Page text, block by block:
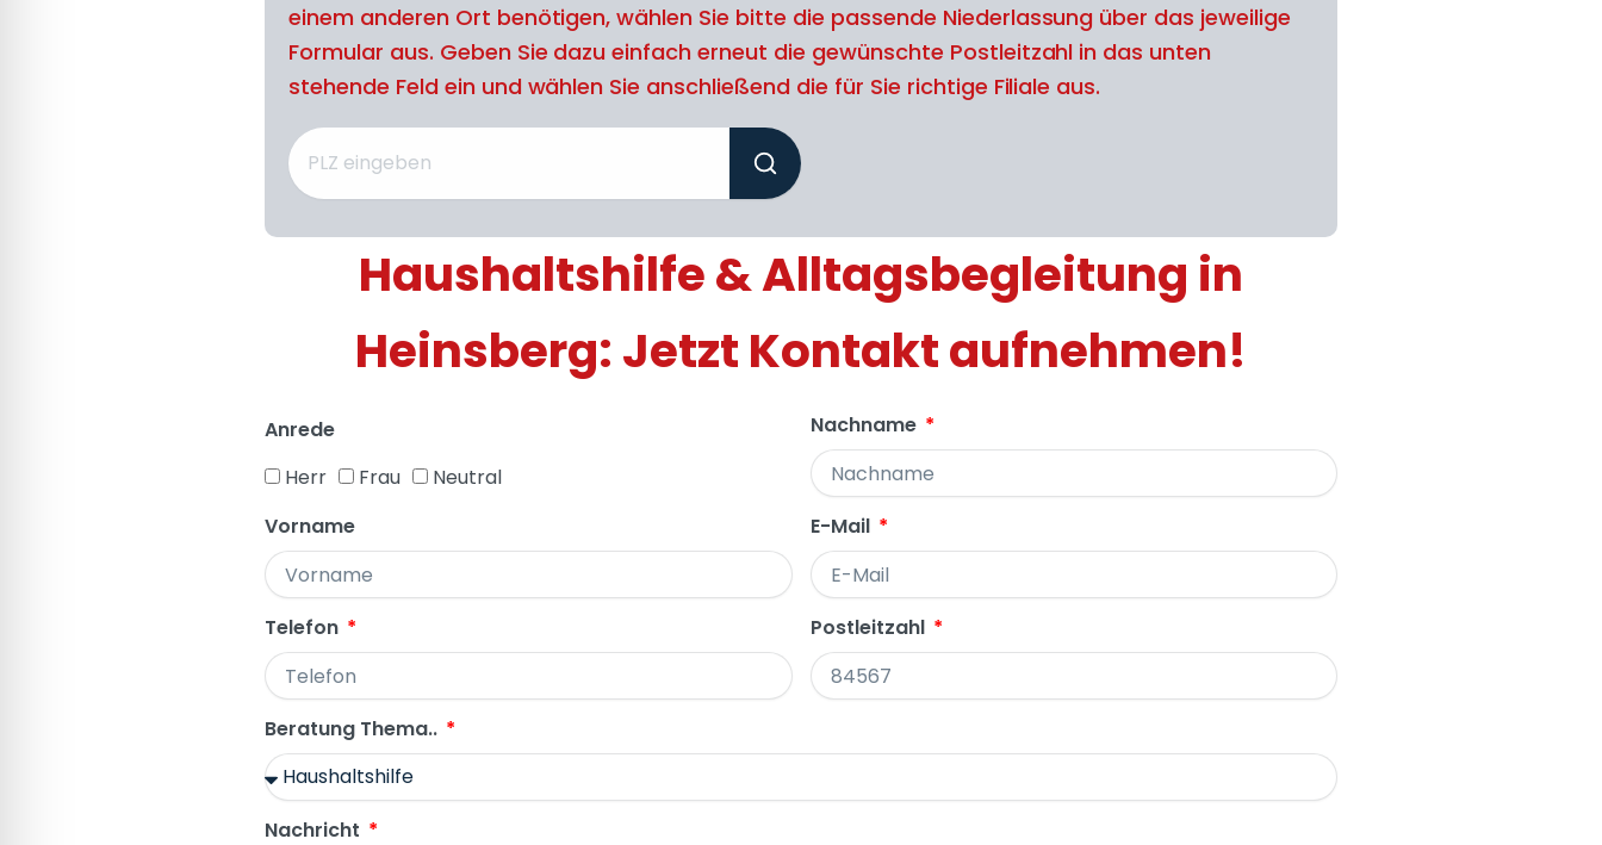
einem anderen Ort benötigen, wählen Sie bitte die passende Niederlassung über das jeweilige
Formular aus. Geben Sie dazu einfach erneut die gewünschte Postleitzahl in das unten
stehende Feld ein und wählen Sie anschließend die für Sie richtige Filiale aus.
Haushaltshilfe & Alltagsbegleitung in
Heinsberg: Jetzt Kontakt aufnehmen!
Anrede
Herr
Frau Neutral
Nachname
Vorname E-Mail
Telefon Postleitzahl
Beratung Thema..
Nachricht